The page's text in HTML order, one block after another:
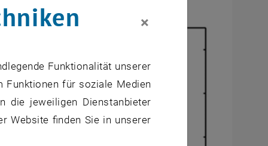
×
Funktionalität unserer
Funktionen für soziale Medien
die jeweiligen Dienstanbieter
Website finden Sie in unserer